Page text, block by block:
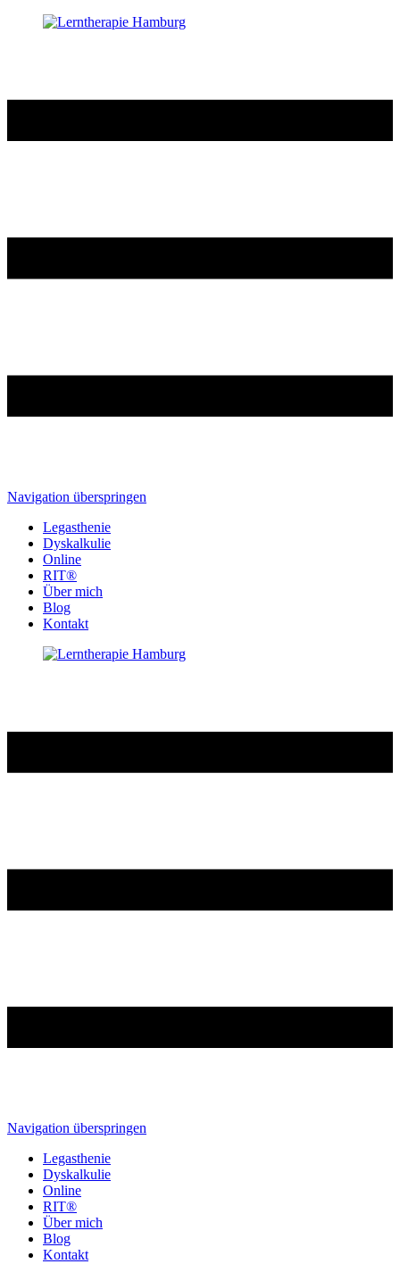
Navigation überspringen
Legasthenie
Dyskalkulie
Online
RIT®
Über mich
Blog
Kontakt
Navigation überspringen
Legasthenie
Dyskalkulie
Online
RIT®
Über mich
Blog
Kontakt